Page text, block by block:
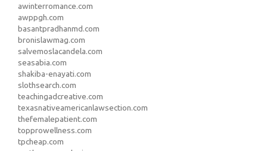
awinterromance.com
awppgh.com
basantpradhanmd.com
bronislawmag.com
salvemoslacandela.com
seasabia.com
shakiba-enayati.com
slothsearch.com
teachingadcreative.com
texasnativeamericanlawsection.com
thefemalepatient.com
topprowellness.com
tpcheap.com